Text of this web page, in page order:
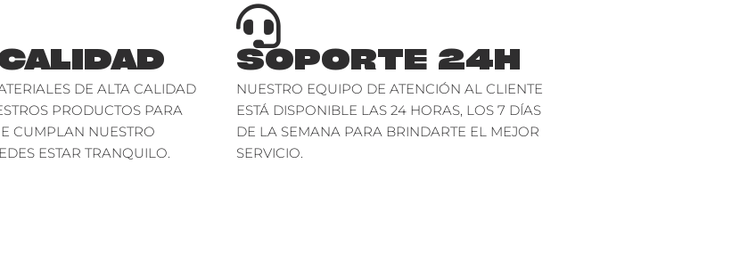
DE ALTA CALIDAD
PRODUCTOS PARA
CUMPLAN NUESTRO
ESTAR TRANQUILO.
SOPORTE 24H
NUESTRO EQUIPO DE ATENCIÓN AL CLIENTE
ESTÁ DISPONIBLE LAS 24 HORAS, LOS 7 DÍAS
DE LA SEMANA PARA BRINDARTE EL MEJOR
SERVICIO.